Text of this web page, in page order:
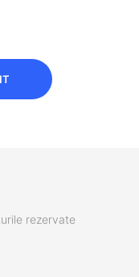
rezervate